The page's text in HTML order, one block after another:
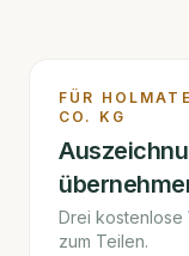
FÜR
CO. KG
Drei
zum Teilen.